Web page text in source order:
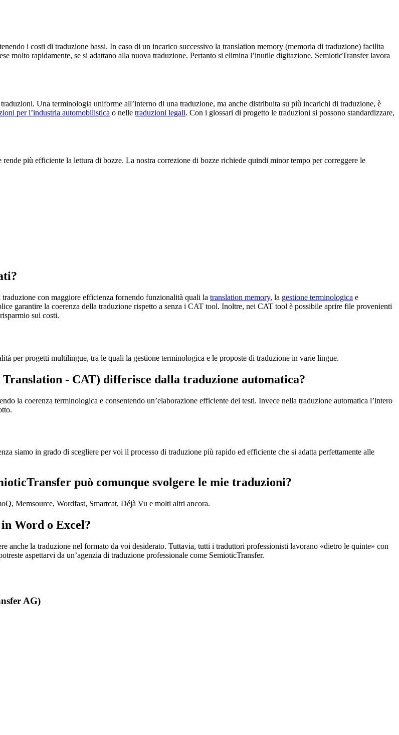
i costi di traduzione bassi. In caso di un incarico successivo la translation memory (memoria di traduzione) facilita
molto rapidamente, se si adattano alla nuova traduzione. Pertanto si elimina l’inutile digitazione. SemioticTransfer lavora
Una terminologia uniforme all’interno di una traduzione, ma anche distribuita su più incarichi di traduzione, è
per l’industria automobilistica o nelle traduzioni legali. Con i glossari di progetto le traduzioni si possono standardizzare,
più efficiente la lettura di bozze. La nostra correzione di bozze richiede quindi minor tempo per correggere le
con maggiore efficienza fornendo funzionalità quali la translation memory, la gestione terminologica e
garantire la coerenza della traduzione rispetto a senza i CAT tool. Inoltre, nei CAT tool è possibile aprire file provenienti
sui costi.
per progetti multilingue, tra le quali la gestione terminologica e le proposte di traduzione in varie lingue.
- CAT) differisce dalla traduzione automatica?
la coerenza terminologica e consentendo un’elaborazione efficiente dei testi. Invece nella traduzione automatica l’intero
siamo in grado di scegliere per voi il processo di traduzione più rapido ed efficiente che si adatta perfettamente alle
può comunque svolgere le mie traduzioni?
Memsource, Wordfast, Smartcat, Déjà Vu e molti altri ancora.
Word o Excel?
anche la traduzione nel formato da voi desiderato. Tuttavia, tutti i traduttori professionisti lavorano «dietro le quinte» con
aspettarvi da un’agenzia di traduzione professionale come SemioticTransfer.
AG)